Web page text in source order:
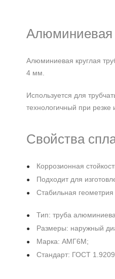
Алюминиевая
Алюминиевая круглая
4 мм.
Используется для
технологичный при резке
Свойства
Коррозионная
Подходит для
Стабильная
Тип: труба
Размеры: наружный
Марка: АМГ6М;
Стандарт: ГОСТ